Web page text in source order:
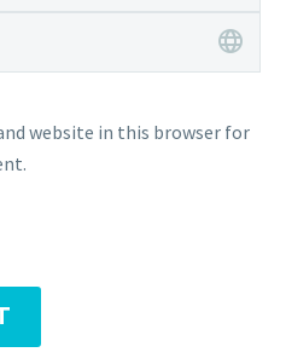
website in this browser for